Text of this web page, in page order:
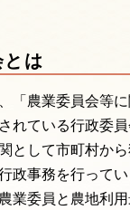
は
「農業委員会等
れている行政委員
として市町村か
政事務を行ってい
業委員と農地利